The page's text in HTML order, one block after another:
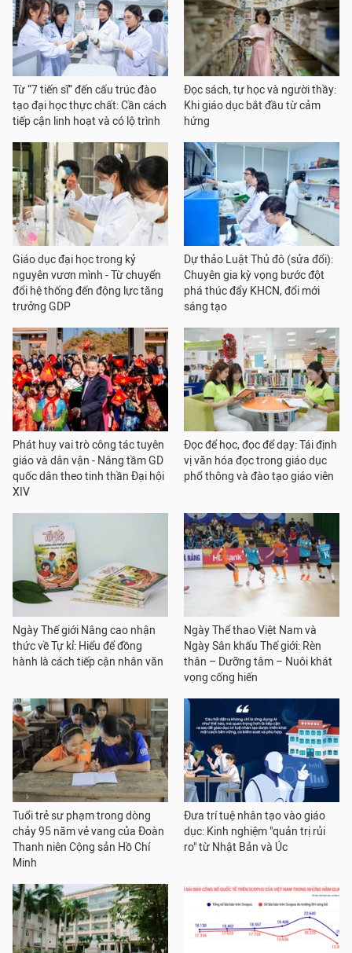
Từ “7 tiến sĩ” đến cấu trúc đào
tạo đại học thực chất: Cần cách
tiếp cận linh hoạt và có lộ trình
Đọc sách, tự học và người thầy:
Khi giáo dục bắt đầu từ cảm
hứng
Giáo dục đại học trong kỷ
nguyên vươn mình - Từ chuyển
đổi hệ thống đến động lực tăng
trưởng GDP
Dự thảo Luật Thủ đô (sửa đổi):
Chuyên gia kỳ vọng bước đột
phá thúc đẩy KHCN, đổi mới
sáng tạo
Phát huy vai trò công tác tuyên
giáo và dân vận - Nâng tầm GD
quốc dân theo tinh thần Đại hội
XIV
Đọc để học, đọc để dạy: Tái định
vị văn hóa đọc trong giáo dục
phổ thông và đào tạo giáo viên
Ngày Thế giới Nâng cao nhận
thức về Tự kỉ: Hiểu để đồng
hành là cách tiếp cận nhân văn
Ngày Thể thao Việt Nam và
Ngày Sân khấu Thế giới: Rèn
thân – Dưỡng tâm – Nuôi khát
vọng cống hiến
Tuổi trẻ sư phạm trong dòng
chảy 95 năm vẻ vang của Đoàn
Thanh niên Cộng sản Hồ Chí
Minh
Đưa trí tuệ nhân tạo vào giáo
dục: Kinh nghiệm "quản trị rủi
ro" từ Nhật Bản và Úc